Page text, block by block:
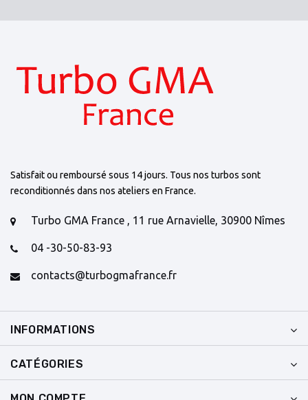
Satisfait ou remboursé sous 14 jours. Tous nos turbos sont
reconditionnés dans nos ateliers en France.
Turbo GMA France , 11 rue Arnavielle, 30900 Nîmes
04 -30-50-83-93
contacts@turbogmafrance.fr
INFORMATIONS
CATÉGORIES